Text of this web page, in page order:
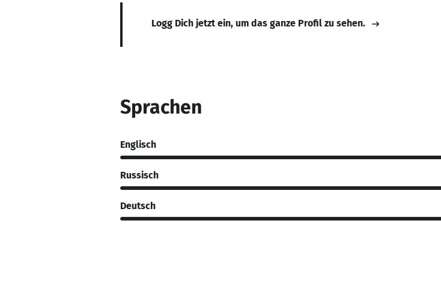
Logg Dich jetzt ein, um das ganze Profil zu sehen.
Sprachen
Englisch
Russisch
Deutsch